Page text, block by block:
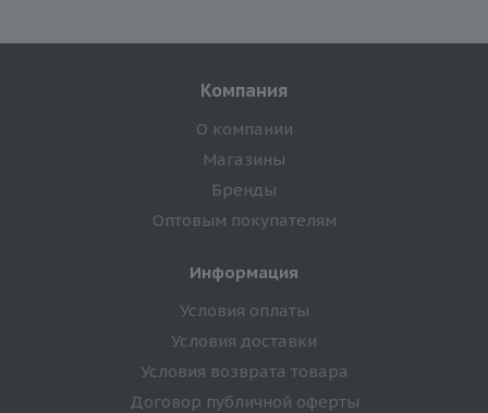
Компания
О компании
Магазины
Бренды
Оптовым покупателям
Информация
Условия оплаты
Условия доставки
Условия возврата товара
Договор публичной оферты